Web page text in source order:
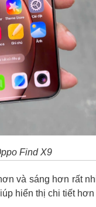
Find X9
và sáng hơn rất
hiển thị chi tiết